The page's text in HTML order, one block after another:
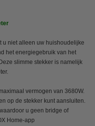
u niet alleen uw huishoudelijke
het energiegebruik van het
slimme stekker is namelijk
vermogen van 3680W.
op de stekker kunt aansluiten.
u geen bridge of
Home-app